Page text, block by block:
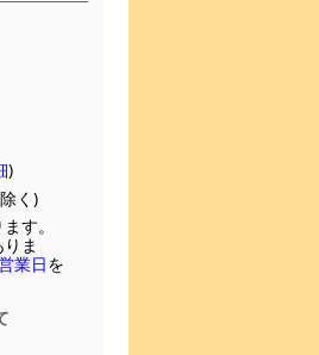
)
く)
す。
ま
業日を